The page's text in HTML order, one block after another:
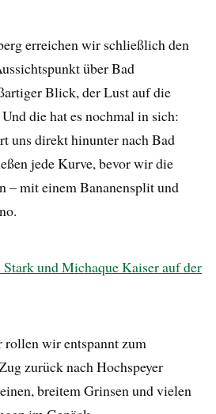
erreichen wir schließlich den
über Bad
Blick, der Lust auf die
die hat es nochmal in sich:
uns direkt hinunter nach Bad
jede Kurve, bevor wir die
– mit einem Bananensplit und
wir entspannt zum
zurück nach Hochspeyer
breitem Grinsen und vielen